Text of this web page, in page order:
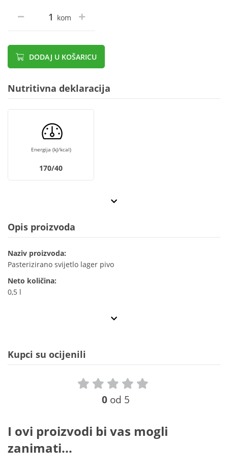
kom
DODAJ U KOŠARICU
Nutritivna deklaracija
Energija (kJ/kcal)
170/40
Opis proizvoda
Naziv proizvoda:
Pasterizirano svijetlo lager pivo
Neto količina:
0,5 l
Kupci su ocijenili
0 od 5
I ovi proizvodi bi vas mogli
zanimati...